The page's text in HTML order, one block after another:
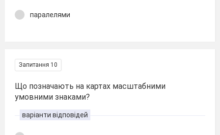
паралелями
Запитання 10
Що позначають на картах масштабними
умовними знаками?
варіанти відповідей